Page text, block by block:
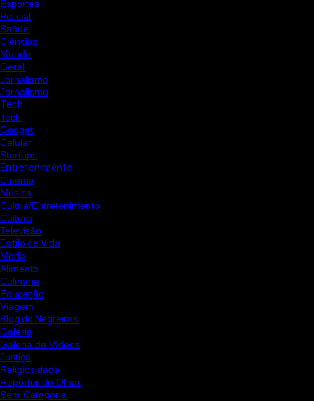
Esportes
Policial
Saúde
Ciências
Mundo
Geral
Jornalismo
Jornalismo
Tech
Tech
Gadget
Celular
Startups
Entretenimento
Cinema
Música
Cultua/Entretenimento
Cultura
Televisão
Estilo de Vida
Moda
Alimento
Culinária
Educação
Viagem
Blog do Negreiros
Galeria
Galeria de Vídeos
Justiça
Religiosidade
Repórter do Olhar
Sem Categoria